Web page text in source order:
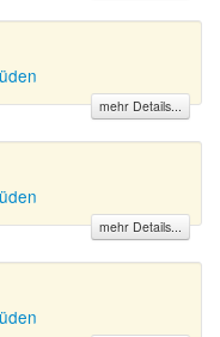
mehr Details...
mehr Details...